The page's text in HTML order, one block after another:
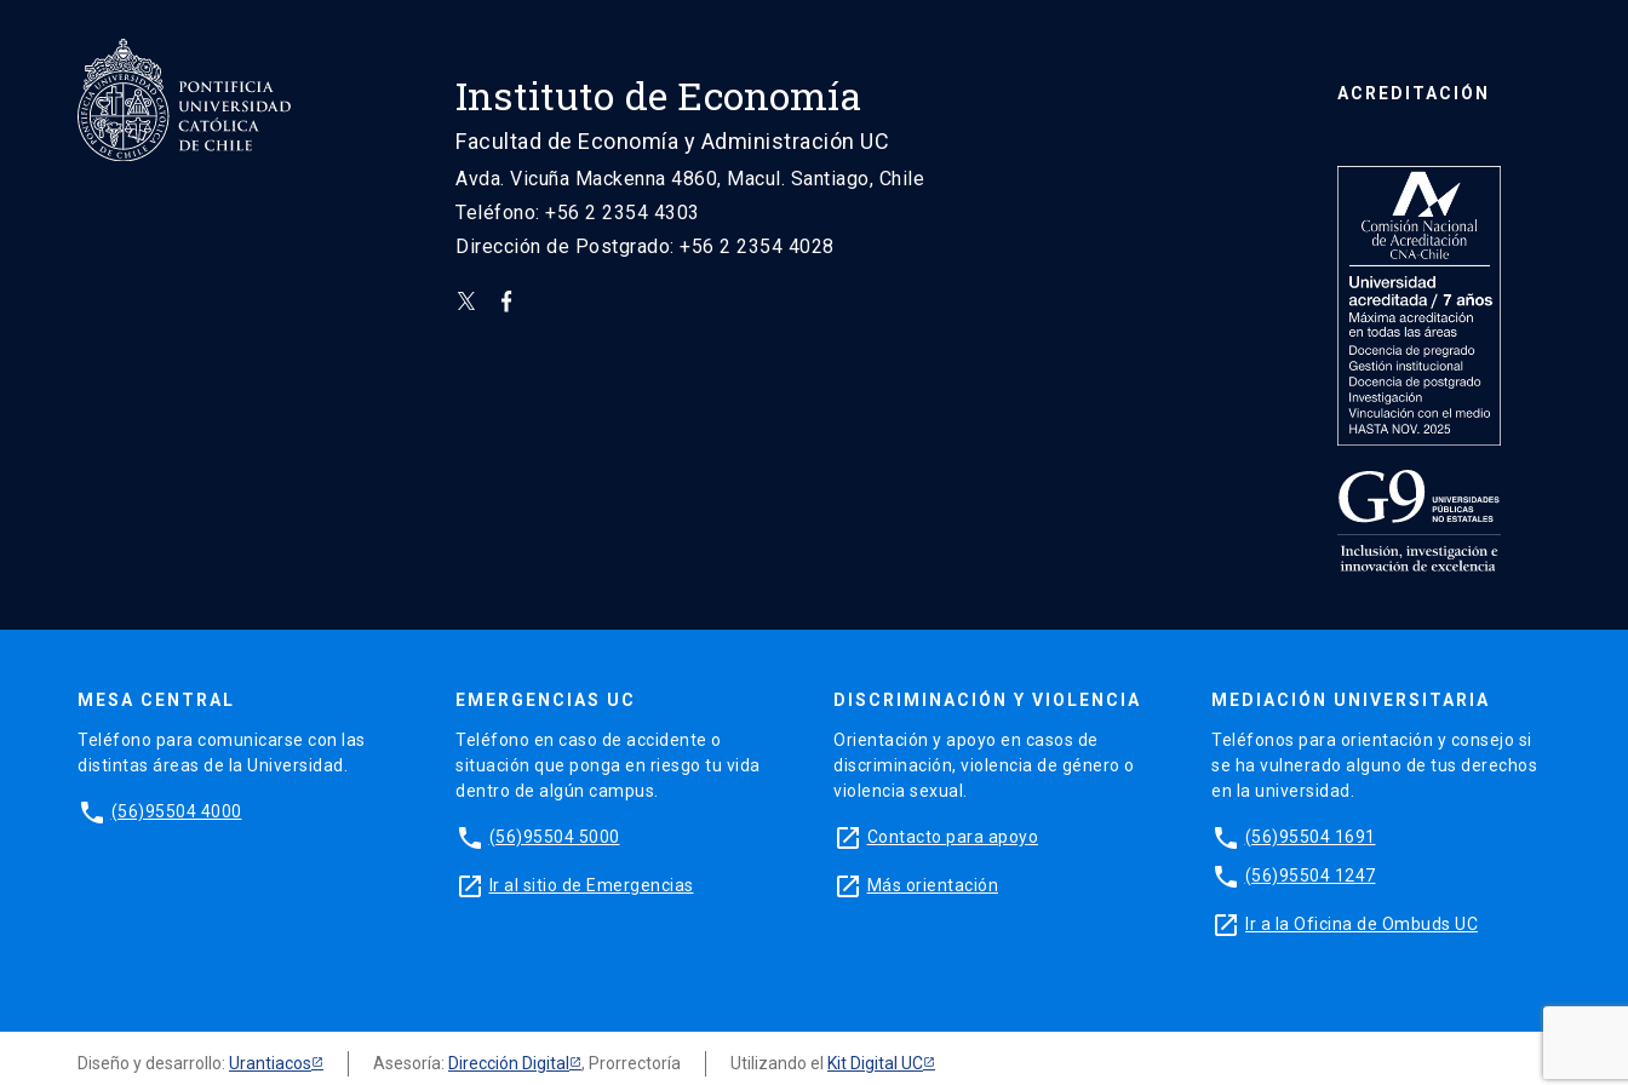
Instituto de Economía
Facultad de Economía y Administración UC
Avda. Vicuña Mackenna 4860, Macul. Santiago, Chile
Teléfono: +56 2 2354 4303
Dirección de Postgrado: +56 2 2354 4028
ACREDITACIÓN
MESA CENTRAL
Teléfono para comunicarse con las
distintas áreas de la Universidad.
phone (56)95504 4000
EMERGENCIAS UC
Teléfono en caso de accidente o
situación que ponga en riesgo tu vida
dentro de algún campus.
phone (56)95504 5000
launch Ir al sitio de Emergencias
DISCRIMINACIÓN Y VIOLENCIA
Orientación y apoyo en casos de
discriminación, violencia de género o
violencia sexual.
launch Contacto para apoyo
launch Más orientación
MEDIACIÓN UNIVERSITARIA
Teléfonos para orientación y consejo si
se ha vulnerado alguno de tus derechos
en la universidad.
phone (56)95504 1691
phone (56)95504 1247
launch Ir a la Oficina de Ombuds UC
Diseño y desarrollo: Urantiacos Asesoría: Dirección Digital , Prorrectoría Utilizando el Kit Digital UC